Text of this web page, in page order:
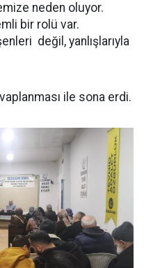
neden oluyor.
bir rolü var.
değil, yanlışlarıyla
ile sona erdi.